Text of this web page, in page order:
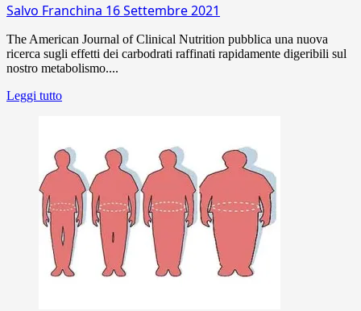
Salvo Franchina 16 Settembre 2021
The American Journal of Clinical Nutrition pubblica una nuova
ricerca sugli effetti dei carbodrati raffinati rapidamente digeribili sul
nostro metabolismo....
Leggi tutto